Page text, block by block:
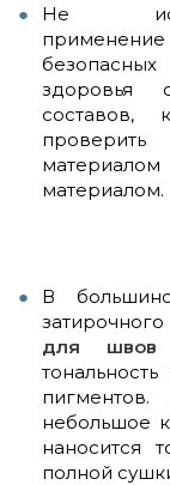
Не
здоровья
составов,
материалом.
В
для швов
небольшое
наносится
полной